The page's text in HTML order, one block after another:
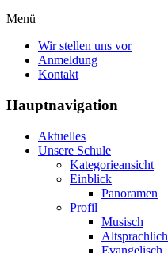
Menü
Wir stellen uns vor
Anmeldung
Kontakt
Hauptnavigation
Aktuelles
Unsere Schule
Kategorieansicht
Einblick
Panoramen
Profil
Musisch
Altsprachlich
Evangelisch